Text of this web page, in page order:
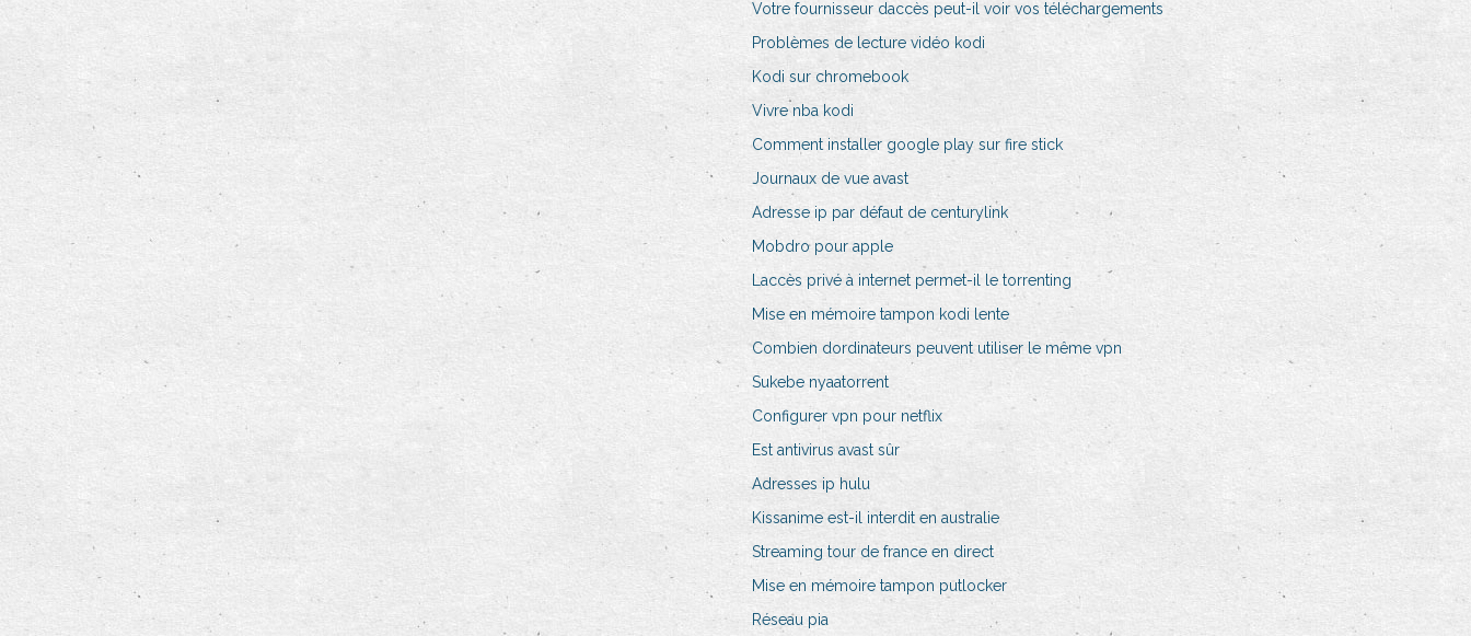
Votre fournisseur daccès peut-il voir vos téléchargements
Problèmes de lecture vidéo kodi
Kodi sur chromebook
Vivre nba kodi
Comment installer google play sur fire stick
Journaux de vue avast
Adresse ip par défaut de centurylink
Mobdro pour apple
Laccès privé à internet permet-il le torrenting
Mise en mémoire tampon kodi lente
Combien dordinateurs peuvent utiliser le même vpn
Sukebe nyaatorrent
Configurer vpn pour netflix
Est antivirus avast sûr
Adresses ip hulu
Kissanime est-il interdit en australie
Streaming tour de france en direct
Mise en mémoire tampon putlocker
Réseau pia